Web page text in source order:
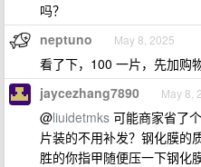
吗？
neptuno May 8, 2025
看了下，100 一片，先加购
jaycezhang7890 May 8,
@liuidetmks 可能商家省了
片装的不用补发？钢化膜的
胜的你指甲随便压一下钢化